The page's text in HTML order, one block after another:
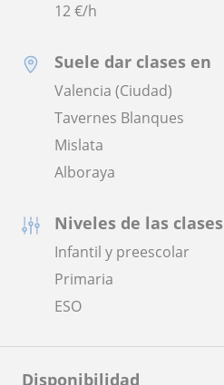
12€/h
Suele dar clases en
Valencia (Ciudad)
Tavernes Blanques
Mislata
Alboraya
Niveles de las clases
Infantil y preescolar
Primaria
ESO
Disponibilidad